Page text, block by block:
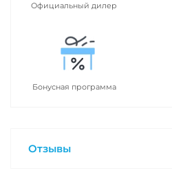
Официальный дилер
Бонусная программа
Отзывы